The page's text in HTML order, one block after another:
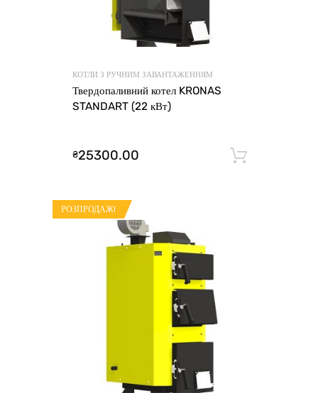
КОТЛИ З РУЧНИМ ЗАВАНТАЖЕННЯМ
Твердопаливний котел KRONAS
STANDART (22 кВт)
₴25300.00
РОЗПРОДАЖ!